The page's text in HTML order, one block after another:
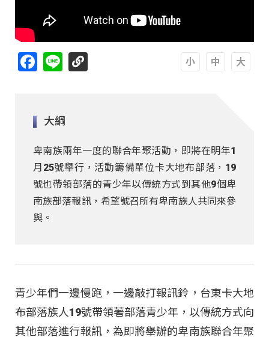
Facebook
Line
大綱
卑南族兩年一度的聯合年聚活動，即將在明年1
月25號舉行，活動籌備單位卡大地布部落，19
號也帶領部落的青少年以傳統方式到其他9個卑
南族部落報訊，希望號召所有卑南族人共同來參
與。
青少年們一邊慢跑，一邊敲打報訊鈴，台東卡大地
布部落族人19號帶領著部落青少年，以傳統方式向
其他部落進行報訊，為即將舉辦的卑南族聯合年聚